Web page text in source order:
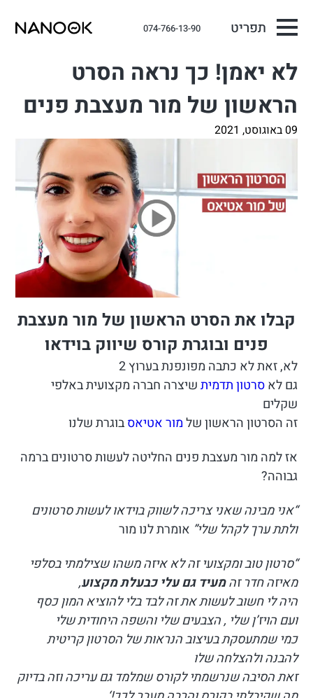
תפריט 074-766-13-90
לא יאמן! כך נראה הסרט
הראשון של מור מעצבת פנים
09 באוגוסט, 2021
קבלו את הסרט הראשון של מור מעצבת
פנים ובוגרת קורס שיווק בוידאו
לא, זאת לא כתבה מפונפנת בערוץ 2
גם לאסרטון תדמיתשיצרה חברה מקצועית באלפי
שקלים
זה הסרטון הראשון שלמור אטיאסבוגרת שלנו
אז למה מור מעצבת פנים החליטה לעשות סרטונים ברמה
גבוהה?
“אני מבינה שאני צריכה לשווק בוידאו לעשות סרטונים
ולתת ערך לקהל שלי” אומרת לנו מור
“סרטון טוב ומקצועי זה לא איזה משהו שצילמתי בסלפי
מאיזה חדר זהמעיד גם עלי כבעלת מקצוע,
היה לי חשוב לעשות את זה לבד בלי להוציא המון כסף
ועם הויז’ן שלי , הצבעים שלי והשפה היחודית שלי
כמי שמתעסקת בעיצוב הנראות של הסרטון קריטית
להבנה ולהצלחה שלו
זאת הסיבה שנרשמתי לקורס שמלמד גם עריכה וזה בדיוק